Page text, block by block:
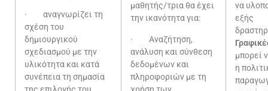
· αναγνωρίζει τη
σχέση του
δημιουργικού
σχεδιασμού με την
υλικότητα και κατά
συνέπεια τη σημασία
μαθητής/τρια θα έχει
την ικανότητα για:
· Αναζήτηση,
ανάλυση και σύνθεση
δεδομένων και
πληροφοριών με τη
να
εξής
μπορεί
η